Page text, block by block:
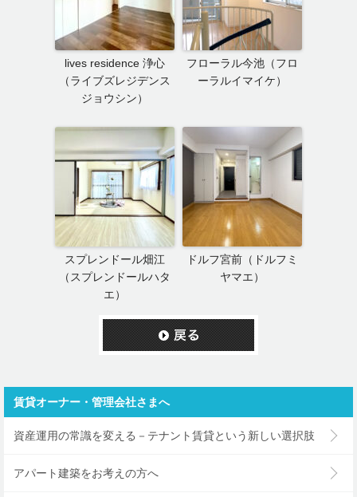
lives residence 浄心
（ライブズレジデンス
ジョウシン）
フローラル今池（フロ
ーラルイマイケ）
スプレンドール畑江
（スプレンドールハタ
エ）
ドルフ宮前（ドルフミ
ヤマエ）
賃貸オーナー・管理会社さまへ
資産運用の常識を変える－テナント賃貸という新しい選択肢
アパート建築をお考えの方へ